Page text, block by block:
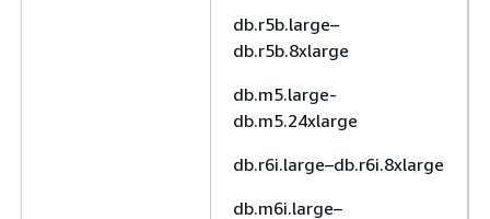
db.r5b.large–
db.r5b.8xlarge
db.m5.large-
db.m5.24xlarge
db.r6i.large–db.r6i.8xlarge
db.m6i.large–